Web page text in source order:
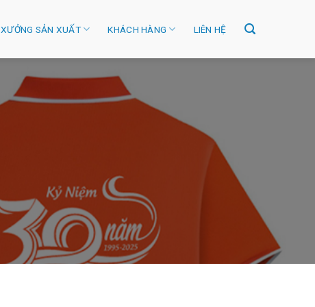
XƯỞNG SẢN XUẤT KHÁCH HÀNG LIÊN HỆ